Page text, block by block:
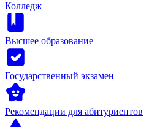
Колледж
Высшее образование
Государственный экзамен
Рекомендации для абитуриентов